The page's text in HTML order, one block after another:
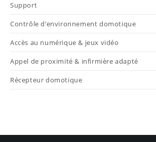
Support
Contrôle d’environnement domotique
Accès au numérique & jeux vidéo
Appel de proximité & infirmière adapté
Récepteur domotique